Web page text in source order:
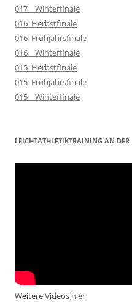
017__Winterfinale
016_Herbstfinale
016_Frühjahrsfinale
016__Winterfinale
015_Herbstfinale
015_Frühjahrsfinale
015__Winterfinale
LEICHTATHLETIKTRAINING AN DER
Weitere Videos hier